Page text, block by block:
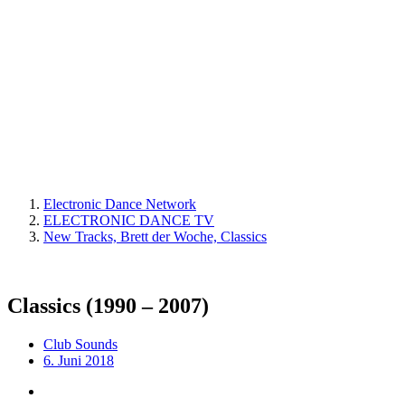
Electronic Dance Network
ELECTRONIC DANCE TV
New Tracks, Brett der Woche, Classics
Classics (1990 – 2007)
Club Sounds
6. Juni 2018